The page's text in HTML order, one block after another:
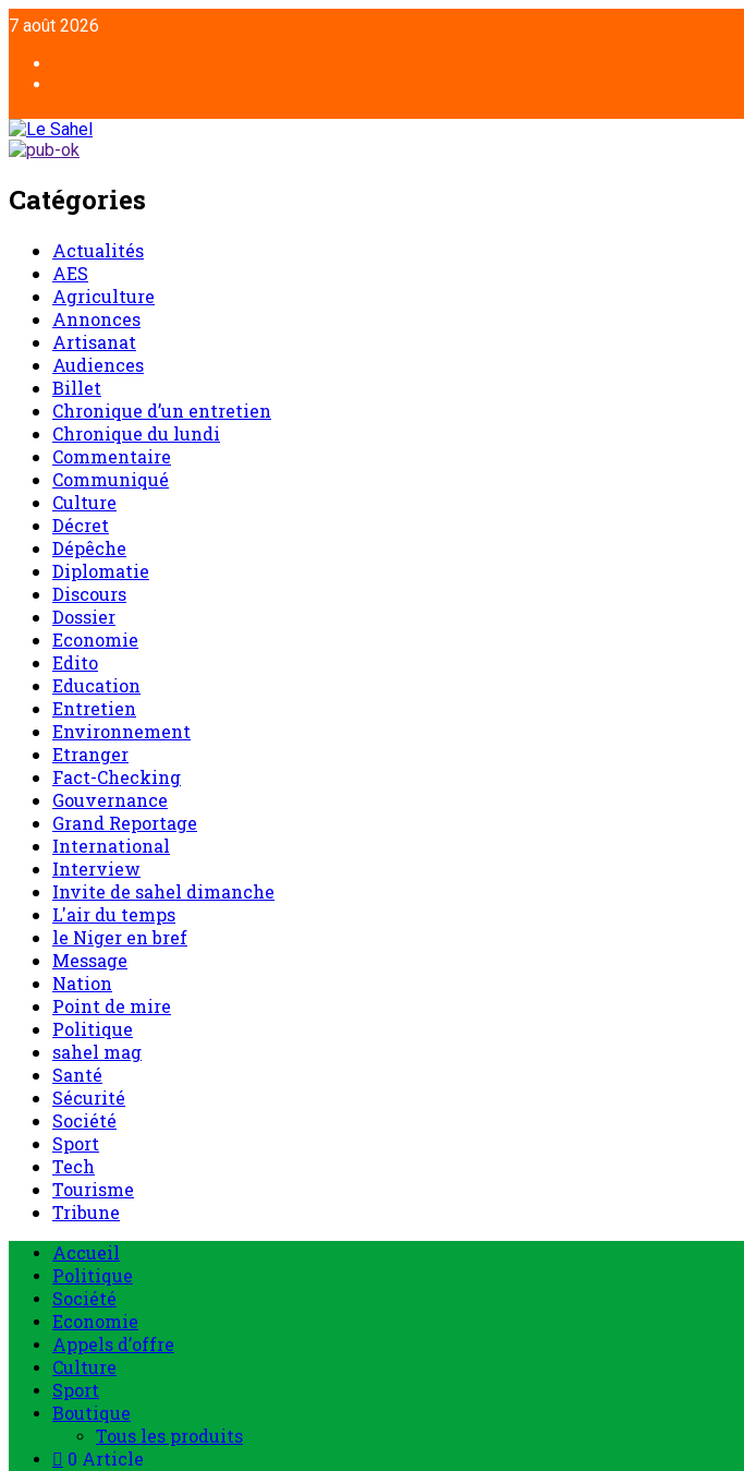
7 août 2026
Catégories
Actualités
AES
Agriculture
Annonces
Artisanat
Audiences
Billet
Chronique d’un entretien
Chronique du lundi
Commentaire
Communiqué
Culture
Décret
Dépêche
Diplomatie
Discours
Dossier
Economie
Edito
Education
Entretien
Environnement
Etranger
Fact-Checking
Gouvernance
Grand Reportage
International
Interview
Invite de sahel dimanche
L'air du temps
le Niger en bref
Message
Nation
Point de mire
Politique
sahel mag
Santé
Sécurité
Société
Sport
Tech
Tourisme
Tribune
Accueil
Politique
Société
Economie
Appels d’offre
Culture
Sport
Boutique
Tous les produits
0 Article